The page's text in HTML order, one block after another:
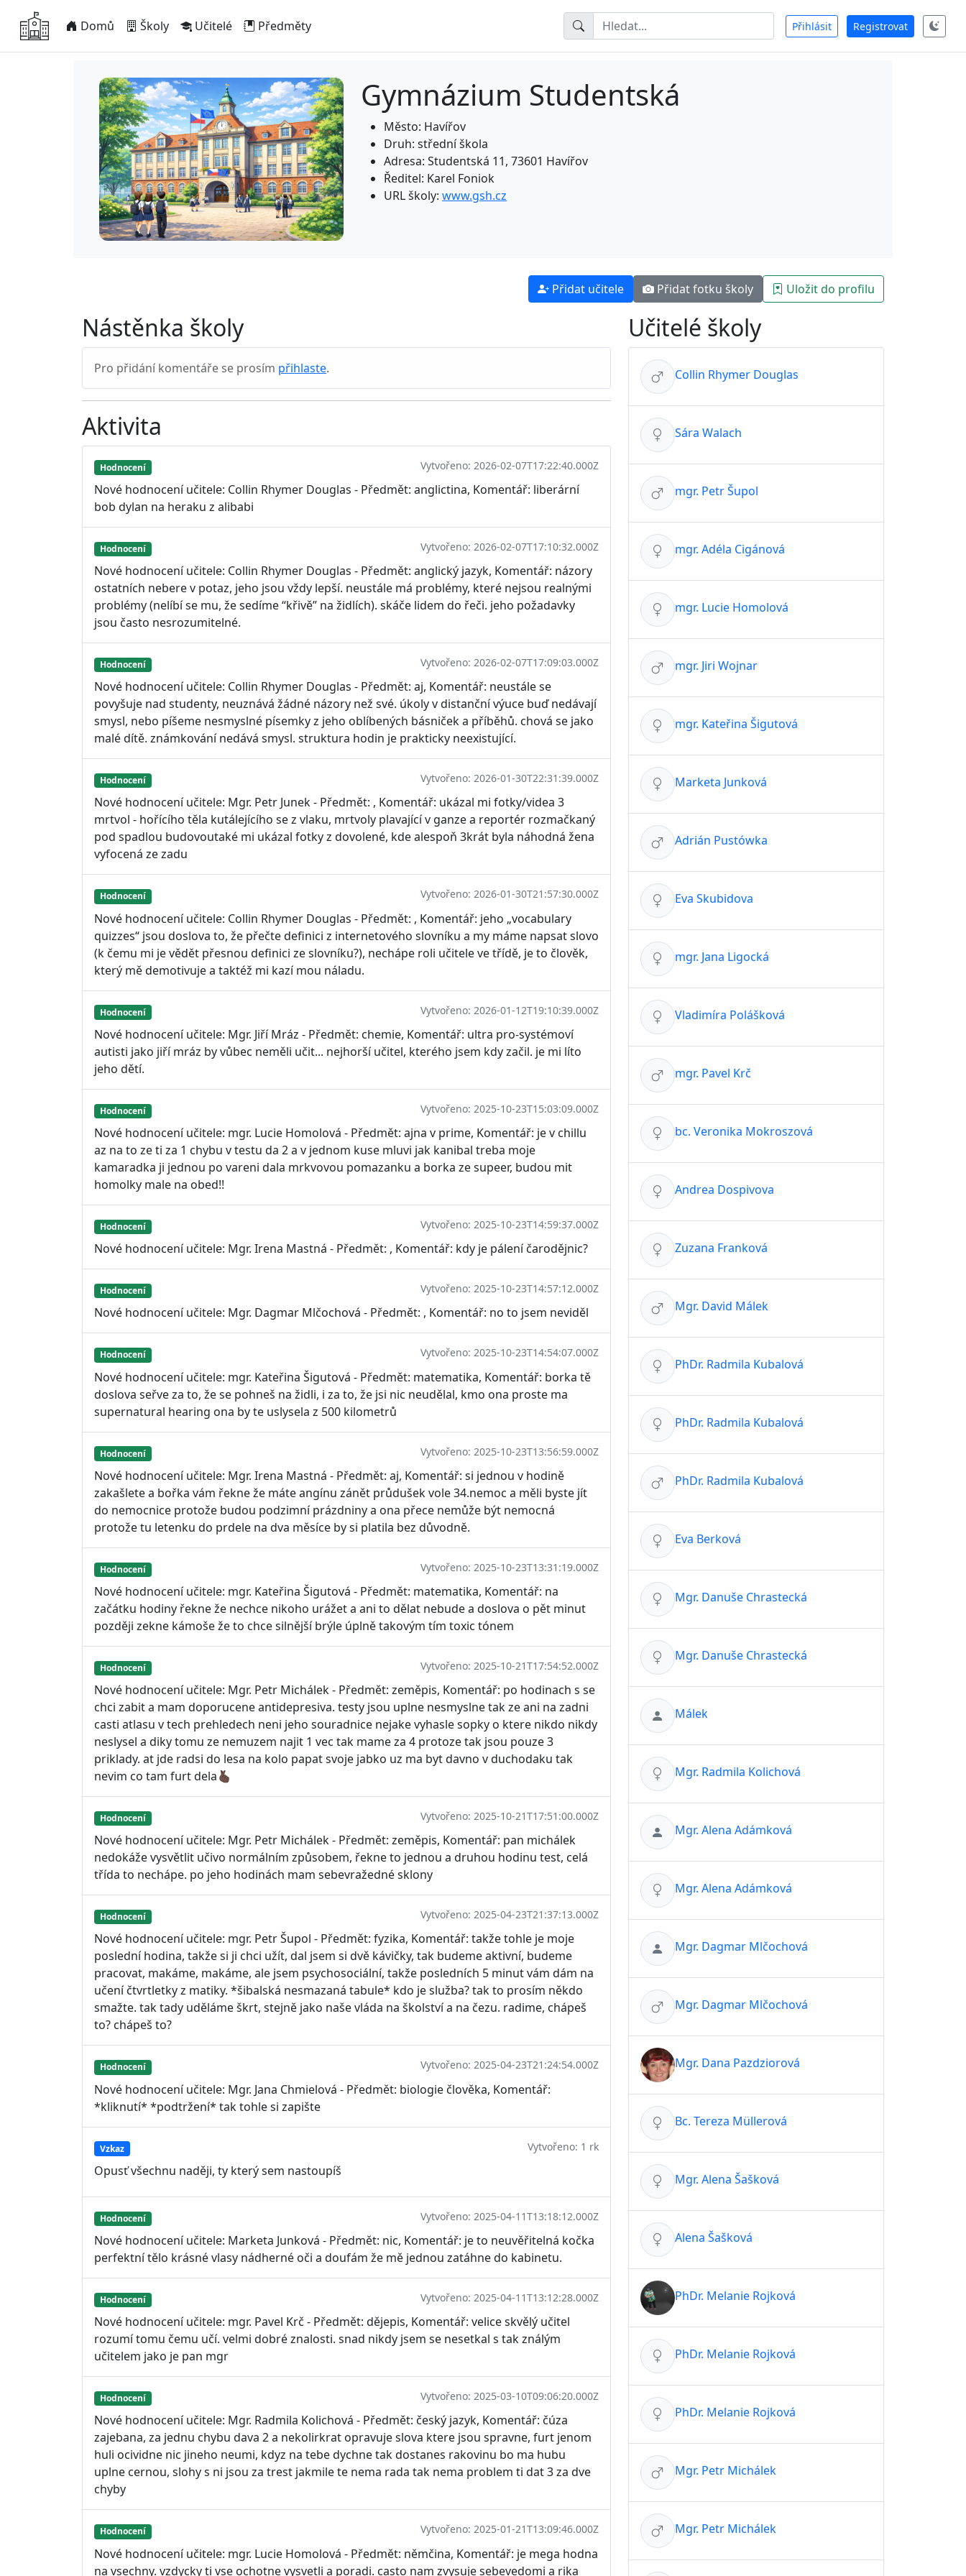
Domů Školy Učitelé Předměty Přihlásit Registrovat
Gymnázium Studentská
Město: Havířov
Druh: střední škola
Adresa: Studentská 11, 73601 Havířov
Ředitel: Karel Foniok
URL školy: www.gsh.cz
Přidat učitele Přidat fotku školy Uložit do profilu
Nástěnka školy
Pro přidání komentáře se prosím přihlaste.
Aktivita
Hodnocení Vytvořeno: 2026-02-07T17:22:40.000Z
Nové hodnocení učitele: Collin Rhymer Douglas - Předmět: anglictina, Komentář: liberární
bob dylan na heraku z alibabi
Hodnocení Vytvořeno: 2026-02-07T17:10:32.000Z
Nové hodnocení učitele: Collin Rhymer Douglas - Předmět: anglický jazyk, Komentář: názory
ostatních nebere v potaz, jeho jsou vždy lepší. neustále má problémy, které nejsou realnými
problémy (nelíbí se mu, že sedíme “křivě” na židlích). skáče lidem do řeči. jeho požadavky
jsou často nesrozumitelné.
Hodnocení Vytvořeno: 2026-02-07T17:09:03.000Z
Nové hodnocení učitele: Collin Rhymer Douglas - Předmět: aj, Komentář: neustále se
povyšuje nad studenty, neuznává žádné názory než své. úkoly v distanční výuce buď nedávají
smysl, nebo píšeme nesmyslné písemky z jeho oblíbených básniček a příběhů. chová se jako
malé dítě. známkování nedává smysl. struktura hodin je prakticky neexistující.
Hodnocení Vytvořeno: 2026-01-30T22:31:39.000Z
Nové hodnocení učitele: Mgr. Petr Junek - Předmět: , Komentář: ukázal mi fotky/videa 3
mrtvol - hořícího těla kutálejícího se z vlaku, mrtvoly plavající v ganze a reportér rozmačkaný
pod spadlou budovoutaké mi ukázal fotky z dovolené, kde alespoň 3krát byla náhodná žena
vyfocená ze zadu
Hodnocení Vytvořeno: 2026-01-30T21:57:30.000Z
Nové hodnocení učitele: Collin Rhymer Douglas - Předmět: , Komentář: jeho „vocabulary
quizzes“ jsou doslova to, že přečte definici z internetového slovníku a my máme napsat slovo
(k čemu mi je vědět přesnou definici ze slovníku?), nechápe roli učitele ve třídě, je to člověk,
který mě demotivuje a taktéž mi kazí mou náladu.
Hodnocení Vytvořeno: 2026-01-12T19:10:39.000Z
Nové hodnocení učitele: Mgr. Jiří Mráz - Předmět: chemie, Komentář: ultra pro-systémoví
autisti jako jiří mráz by vůbec neměli učit... nejhorší učitel, kterého jsem kdy začil. je mi líto
jeho dětí.
Hodnocení Vytvořeno: 2025-10-23T15:03:09.000Z
Nové hodnocení učitele: mgr. Lucie Homolová - Předmět: ajna v prime, Komentář: je v chillu
az na to ze ti za 1 chybu v testu da 2 a v jednom kuse mluvi jak kanibal treba moje
kamaradka ji jednou po vareni dala mrkvovou pomazanku a borka ze supeer, budou mit
homolky male na obed!!
Hodnocení Vytvořeno: 2025-10-23T14:59:37.000Z
Nové hodnocení učitele: Mgr. Irena Mastná - Předmět: , Komentář: kdy je pálení čarodějnic?
Hodnocení Vytvořeno: 2025-10-23T14:57:12.000Z
Nové hodnocení učitele: Mgr. Dagmar Mlčochová - Předmět: , Komentář: no to jsem neviděl
Hodnocení Vytvořeno: 2025-10-23T14:54:07.000Z
Nové hodnocení učitele: mgr. Kateřina Šigutová - Předmět: matematika, Komentář: borka tě
doslova seřve za to, že se pohneš na židli, i za to, že jsi nic neudělal, kmo ona proste ma
supernatural hearing ona by te uslysela z 500 kilometrů
Hodnocení Vytvořeno: 2025-10-23T13:56:59.000Z
Nové hodnocení učitele: Mgr. Irena Mastná - Předmět: aj, Komentář: si jednou v hodině
zakašlete a bořka vám řekne že máte angínu zánět průdušek vole 34.nemoc a měli byste jít
do nemocnice protože budou podzimní prázdniny a ona přece nemůže být nemocná
protože tu letenku do prdele na dva měsíce by si platila bez důvodně.
Hodnocení Vytvořeno: 2025-10-23T13:31:19.000Z
Nové hodnocení učitele: mgr. Kateřina Šigutová - Předmět: matematika, Komentář: na
začátku hodiny řekne že nechce nikoho urážet a ani to dělat nebude a doslova o pět minut
později zekne kámoše že to chce silnější brýle úplně takovým tím toxic tónem
Hodnocení Vytvořeno: 2025-10-21T17:54:52.000Z
Nové hodnocení učitele: Mgr. Petr Michálek - Předmět: zeměpis, Komentář: po hodinach s se
chci zabit a mam doporucene antidepresiva. testy jsou uplne nesmyslne tak ze ani na zadni
casti atlasu v tech prehledech neni jeho souradnice nejake vyhasle sopky o ktere nikdo nikdy
neslysel a diky tomu ze nemuzem najit 1 vec tak mame za 4 protoze tak jsou pouze 3
priklady. at jde radsi do lesa na kolo papat svoje jabko uz ma byt davno v duchodaku tak
nevim co tam furt dela🫰🏿
Hodnocení Vytvořeno: 2025-10-21T17:51:00.000Z
Nové hodnocení učitele: Mgr. Petr Michálek - Předmět: zeměpis, Komentář: pan michálek
nedokáže vysvětlit učivo normálním způsobem, řekne to jednou a druhou hodinu test, celá
třída to nechápe. po jeho hodinách mam sebevražedné sklony
Hodnocení Vytvořeno: 2025-04-23T21:37:13.000Z
Nové hodnocení učitele: mgr. Petr Šupol - Předmět: fyzika, Komentář: takže tohle je moje
poslední hodina, takže si ji chci užít, dal jsem si dvě kávičky, tak budeme aktivní, budeme
pracovat, makáme, makáme, ale jsem psychosociální, takže posledních 5 minut vám dám na
učení čtvrtletky z matiky. *šibalská nesmazaná tabule* kdo je služba? tak to prosím někdo
smažte. tak tady uděláme škrt, stejně jako naše vláda na školství a na čezu. radime, chápeš
to? chápeš to?
Hodnocení Vytvořeno: 2025-04-23T21:24:54.000Z
Nové hodnocení učitele: Mgr. Jana Chmielová - Předmět: biologie člověka, Komentář:
*kliknutí* *podtržení* tak tohle si zapište
Vzkaz Vytvořeno: 1 rk
Opusť všechnu naději, ty který sem nastoupíš
Hodnocení Vytvořeno: 2025-04-11T13:18:12.000Z
Nové hodnocení učitele: Marketa Junková - Předmět: nic, Komentář: je to neuvěřitelná kočka
perfektní tělo krásné vlasy nádherné oči a doufám že mě jednou zatáhne do kabinetu.
Hodnocení Vytvořeno: 2025-04-11T13:12:28.000Z
Nové hodnocení učitele: mgr. Pavel Krč - Předmět: dějepis, Komentář: velice skvělý učitel
rozumí tomu čemu učí. velmi dobré znalosti. snad nikdy jsem se nesetkal s tak ználým
učitelem jako je pan mgr
Hodnocení Vytvořeno: 2025-03-10T09:06:20.000Z
Nové hodnocení učitele: Mgr. Radmila Kolichová - Předmět: český jazyk, Komentář: čúza
zajebana, za jednu chybu dava 2 a nekolirkrat opravuje slova ktere jsou spravne, furt jenom
huli ocividne nic jineho neumi, kdyz na tebe dychne tak dostanes rakovinu bo ma hubu
uplne cernou, slohy s ni jsou za trest jakmile te nema rada tak nema problem ti dat 3 za dve
chyby
Hodnocení Vytvořeno: 2025-01-21T13:09:46.000Z
Nové hodnocení učitele: mgr. Lucie Homolová - Předmět: němčina, Komentář: je mega hodna
na vsechny. vzdycky ti vse ochotne vysvetli a poradi. casto nam zvysuje sebevedomi a rika
Učitelé školy
Collin Rhymer Douglas
Sára Walach
mgr. Petr Šupol
mgr. Adéla Cigánová
mgr. Lucie Homolová
mgr. Jiri Wojnar
mgr. Kateřina Šigutová
Marketa Junková
Adrián Pustówka
Eva Skubidova
mgr. Jana Ligocká
Vladimíra Polášková
mgr. Pavel Krč
bc. Veronika Mokroszová
Andrea Dospivova
Zuzana Franková
Mgr. David Málek
PhDr. Radmila Kubalová
PhDr. Radmila Kubalová
PhDr. Radmila Kubalová
Eva Berková
Mgr. Danuše Chrastecká
Mgr. Danuše Chrastecká
Málek
Mgr. Radmila Kolichová
Mgr. Alena Adámková
Mgr. Alena Adámková
Mgr. Dagmar Mlčochová
Mgr. Dagmar Mlčochová
Mgr. Dana Pazdziorová
Bc. Tereza Müllerová
Mgr. Alena Šašková
Alena Šašková
PhDr. Melanie Rojková
PhDr. Melanie Rojková
PhDr. Melanie Rojková
Mgr. Petr Michálek
Mgr. Petr Michálek